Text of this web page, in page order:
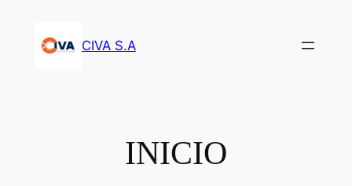
contenido
CIVA S.A
INICIO